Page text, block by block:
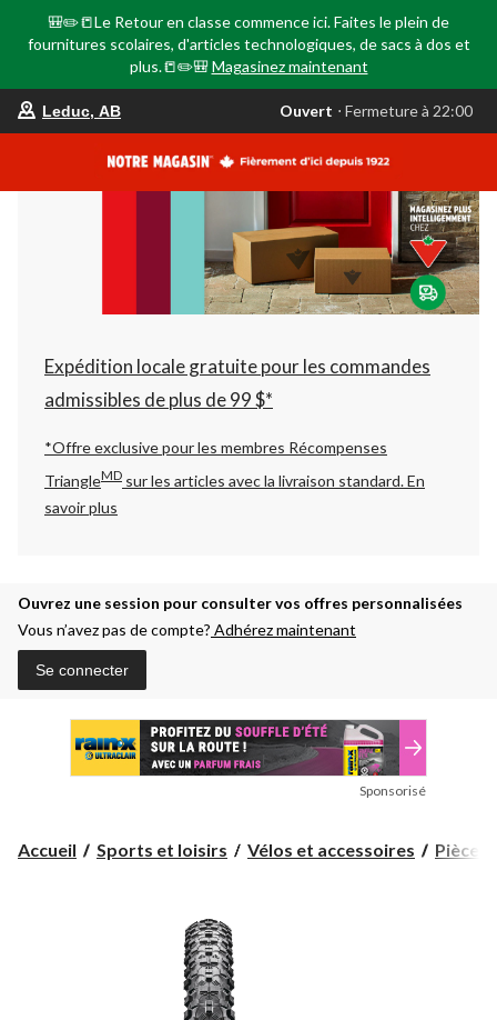
🎒✏️📒Le Retour en classe commence ici. Faites le plein de
fournitures scolaires, d'articles technologiques, de sacs à dos et
plus.📒✏️🎒 Magasinez maintenant
votre
est
AB,
Ouvert,
Fermeture
à
22:00
changer
Leduc, AB Ouvert ⋅ Fermeture à 22:00
Expédition locale gratuite pour les commandes
admissibles de plus de 99 $*
*Offre exclusive pour les membres Récompenses
TriangleMD sur les articles avec la livraison standard.En
savoir plus
Ouvrez une session pour consulter vos offres personnalisées
Vous n’avez pas de compte? Adhérez maintenant
Se connecter
Sponsorisé
Accueil Sports et loisirs Vélos et accessoires Pièces